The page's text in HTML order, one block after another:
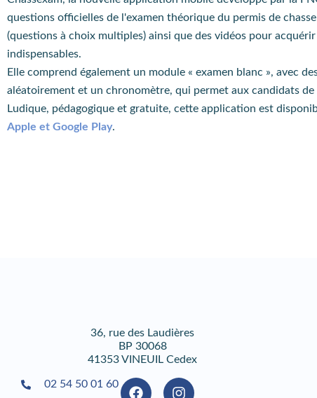
questions officielles de l'examen théorique du permis de
(questions à choix multiples) ainsi que des vidéos pour
indispensables.
Elle comprend également un module « examen blanc », avec
aléatoirement et un chronomètre, qui permet aux candidats de
Ludique, pédagogique et gratuite, cette application est
Apple et Google Play.
36, rue des Laudières
BP 30068
41353 VINEUIL Cedex
02 54 50 01 60